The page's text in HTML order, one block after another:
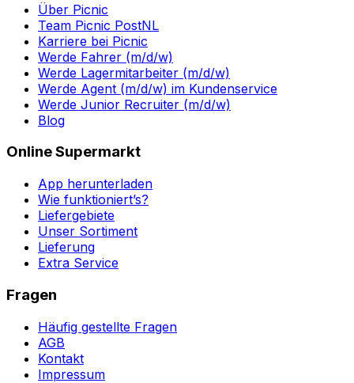
Über Picnic
Team Picnic PostNL
Karriere bei Picnic
Werde Fahrer (m/d/w)
Werde Lagermitarbeiter (m/d/w)
Werde Agent (m/d/w) im Kundenservice
Werde Junior Recruiter (m/d/w)
Blog
Online Supermarkt
App herunterladen
Wie funktioniert’s?
Liefergebiete
Unser Sortiment
Lieferung
Extra Service
Fragen
Häufig gestellte Fragen
AGB
Kontakt
Impressum